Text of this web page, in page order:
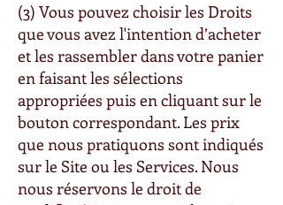
(3) Vous pouvez choisir les Droits
que vous avez l'intention d’acheter
et les rassembler dans votre panier
en faisant les sélections
appropriées puis en cliquant sur le
bouton correspondant. Les prix
que nous pratiquons sont indiqués
sur le Site ou les Services. Nous
nous réservons le droit de